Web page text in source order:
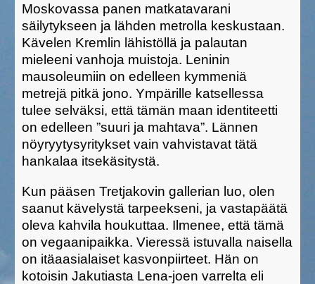
Moskovassa panen matkatavarani
säilytykseen ja lähden metrolla keskustaan.
Kävelen Kremlin lähistöllä ja palautan
mieleeni vanhoja muistoja. Leninin
mausoleumiin on edelleen kymmeniä
metrejä pitkä jono. Ympärille katsellessa
tulee selväksi, että tämän maan identiteetti
on edelleen ”suuri ja mahtava”. Lännen
nöyryytysyritykset vain vahvistavat tätä
hankalaa itsekäsitystä.
Kun pääsen Tretjakovin gallerian luo, olen
saanut kävelystä tarpeekseni, ja vastapäätä
oleva kahvila houkuttaa. Ilmenee, että tämä
on vegaanipaikka. Vieressä istuvalla naisella
on itäaasialaiset kasvonpiirteet. Hän on
kotoisin Jakutiasta Lena-joen varrelta eli